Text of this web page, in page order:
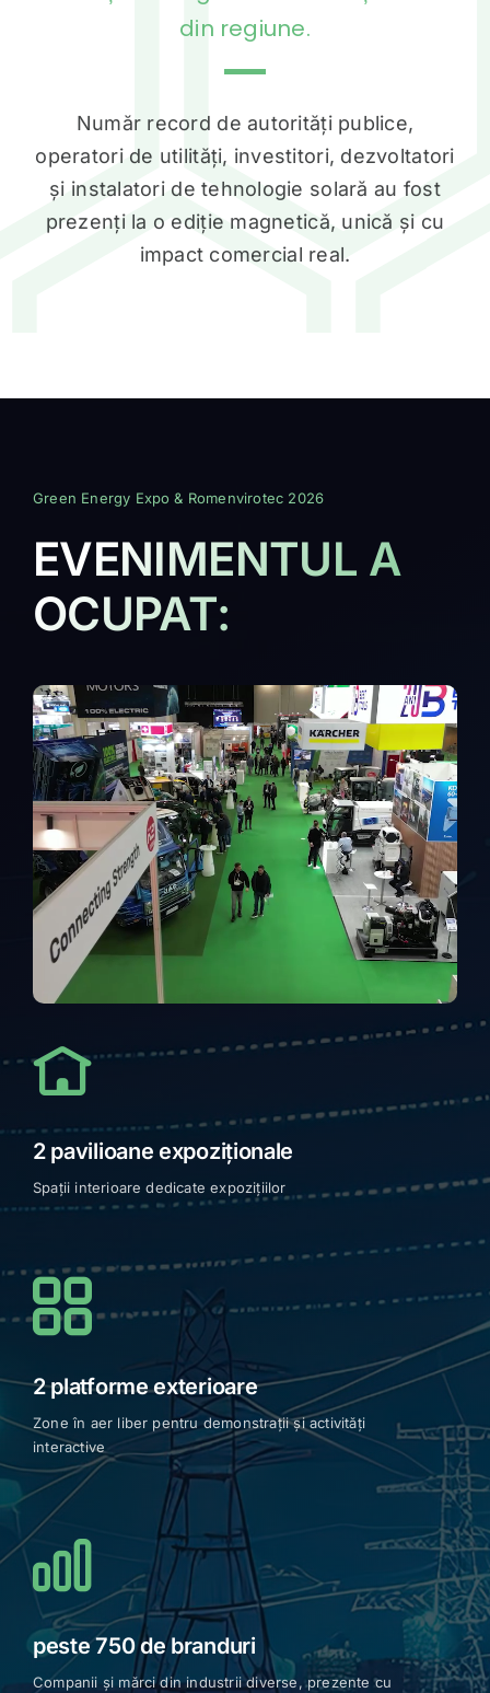
verzi și managementului deșeurilor
Număr record de autorități publice,
operatori de utilități, investitori, dezvoltatori
și instalatori de tehnologie solară au fost
prezenți la o ediție magnetică, unică și cu
EVENIMENTUL A
OCUPAT:
2 pavilioane expoziționale
Spații interioare dedicate expozițiilor
2 platforme exterioare
Zone în aer liber pentru demonstrații și activități
interactive
peste 750 de branduri